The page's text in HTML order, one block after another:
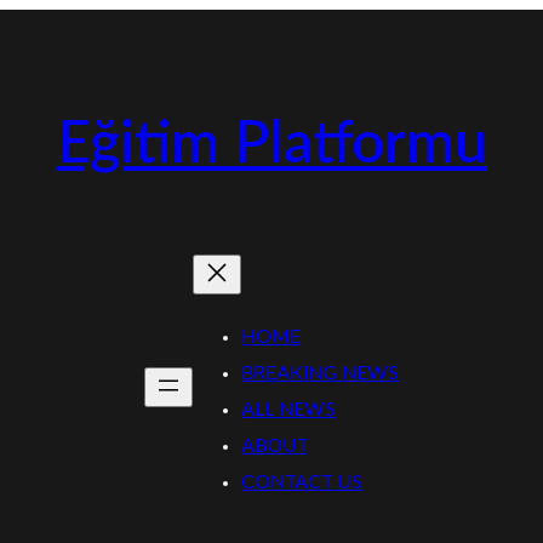
Eğitim Platformu
HOME
BREAKING NEWS
ALL NEWS
ABOUT
CONTACT US